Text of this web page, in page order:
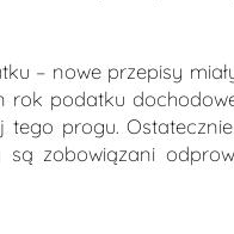
– nowe przepisy
rok podatku
progu.
zobowiązani